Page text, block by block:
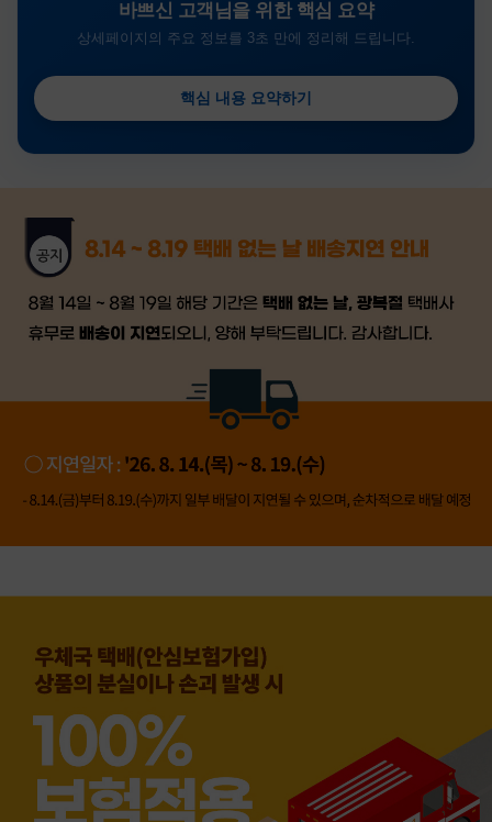
바쁘신 고객님을 위한 핵심 요약
상세페이지의 주요 정보를 3초 만에 정리해 드립니다.
핵심 내용 요약하기
배송